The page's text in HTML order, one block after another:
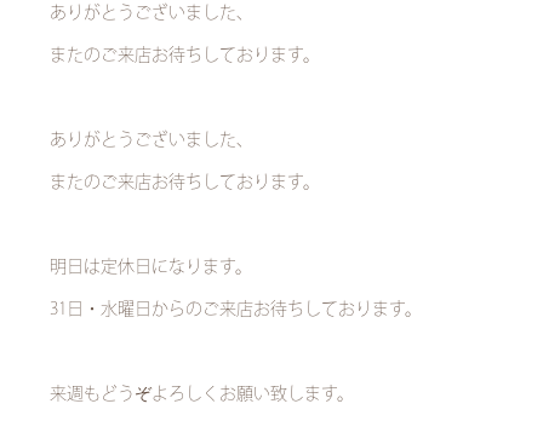
ありがとうございました、
またのご来店お待ちしております。
ありがとうございました、
またのご来店お待ちしております。
明日は定休日になります。
31日・水曜日からのご来店お待ちしております。
来週もどうぞよろしくお願い致します。